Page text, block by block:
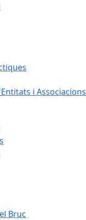
i Associacions
Bruc